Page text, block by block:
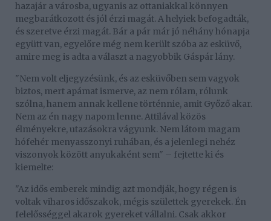
hazajár a városba, ugyanis az ottaniakkal könnyen
megbarátkozott és jól érzi magát. A helyiek befogadták,
és szeretve érzi magát. Bár a pár már jó néhány hónapja
együtt van, egyelőre még nem került szóba az esküvő,
amire meg is adta a választ a nagyobbik Gáspár lány.
"Nem volt eljegyzésünk, és az esküvőben sem vagyok
biztos, mert apámat ismerve, az nem rólam, rólunk
szólna, hanem annak kellene történnie, amit Győző akar.
Nem az én nagy napom lenne. Attilával közös
élményekre, utazásokra vágyunk. Nem látom magam
hófehér menyasszonyi ruhában, és a jelenlegi nehéz
viszonyok között anyukaként sem" – fejtette ki és
kiemelte:
"Az idős emberek mindig azt mondják, hogy régen is
voltak viharos időszakok, mégis születtek gyerekek. Én
felelősséggel akarok gyereket vállalni. Csak akkor